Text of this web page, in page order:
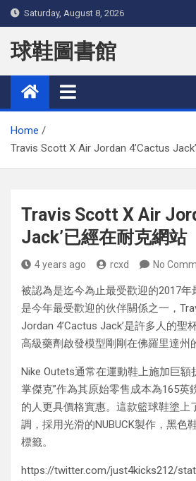
Skip
to
content
Saturday, August 8, 2026
球鞋圖書館
Home
Travis Scott X Air Jordan 4’Cactus
Travis Scott X Air
Jack’已經在耐克網站
4 years ago rcxd No
被認為是迄今為止最受歡迎的2017
是今年最受歡迎的伙伴關係之一，
Jordan 4’Cactus Jack’是許多人的聖
高級藥劑啟發模型剛剛在佛羅里達州
Nike Outets通常在運動鞋上施加巨額
掌傑克”作為其原始零售成本為165英
的人更具價格實惠。這款籃球鞋塗上
調，採用光滑的NUBUCK製作，黑色
標籤。
https://twitter.com/just4kicks212/